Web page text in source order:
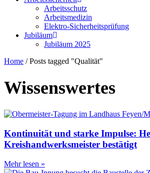
Arbeitsschutz
Arbeitsmedizin
Elektro-Sicherheitsprüfung
Jubiläum
Jubiläum 2025
Home / Posts tagged "Qualität"
Wissenswertes
Kontinuität und starke Impulse:
Kreishandwerksmeister bestätigt
Mehr lesen »